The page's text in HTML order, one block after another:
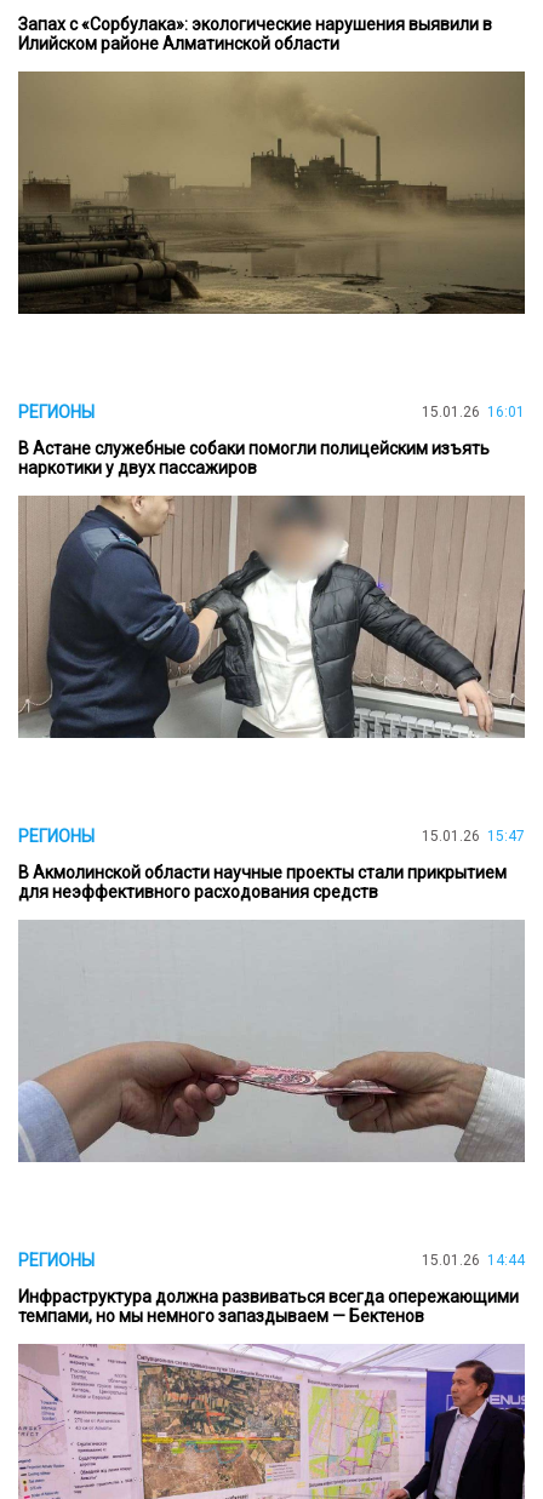
Запах с «Сорбулака»: экологические нарушения выявили в
Илийском районе Алматинской области
РЕГИОНЫ 15.01.26 16:01
В Астане служебные собаки помогли полицейским изъять
наркотики у двух пассажиров
РЕГИОНЫ 15.01.26 15:47
В Акмолинской области научные проекты стали прикрытием
для неэффективного расходования средств
РЕГИОНЫ 15.01.26 14:44
Инфраструктура должна развиваться всегда опережающими
темпами, но мы немного запаздываем — Бектенов